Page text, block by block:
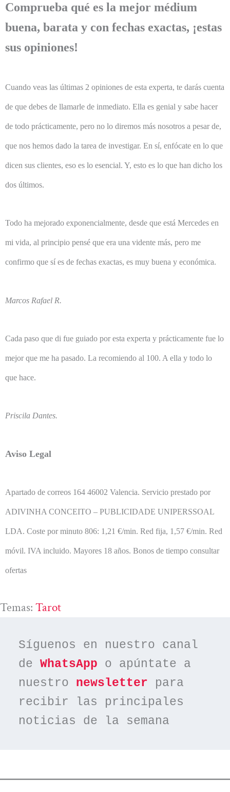
Comprueba qué es la mejor médium
buena, barata y con fechas exactas, ¡estas
sus opiniones!
Cuando veas las últimas 2 opiniones de esta experta, te darás cuenta
de que debes de llamarle de inmediato. Ella es genial y sabe hacer
de todo prácticamente, pero no lo diremos más nosotros a pesar de,
que nos hemos dado la tarea de investigar. En sí, enfócate en lo que
dicen sus clientes, eso es lo esencial. Y, esto es lo que han dicho los
dos últimos.
Todo ha mejorado exponencialmente, desde que está Mercedes en
mi vida, al principio pensé que era una vidente más, pero me
confirmo que sí es de fechas exactas, es muy buena y económica.
Marcos Rafael R.
Cada paso que di fue guiado por esta experta y prácticamente fue lo
mejor que me ha pasado. La recomiendo al 100. A ella y todo lo
que hace.
Priscila Dantes.
Aviso Legal
Apartado de correos 164 46002 Valencia. Servicio prestado por
ADIVINHA CONCEITO – PUBLICIDADE UNIPERSSOAL
LDA. Coste por minuto 806: 1,21 €/min. Red fija, 1,57 €/min. Red
móvil. IVA incluido. Mayores 18 años. Bonos de tiempo consultar
ofertas
Temas: Tarot
Síguenos en nuestro canal
de WhatsApp o apúntate a
nuestro newsletter para
recibir las principales
noticias de la semana